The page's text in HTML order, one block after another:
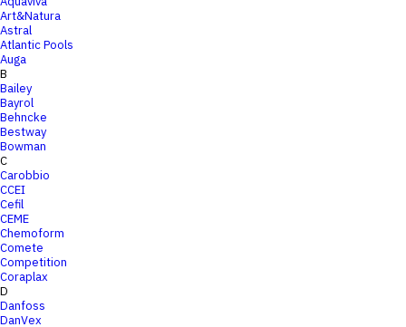
Art&Natura
Astral
Atlantic Pools
Auga
B
Bailey
Bayrol
Behncke
Bestway
Bowman
C
Carobbio
CCEI
Cefil
CEME
Chemoform
Comete
Competition
Coraplax
D
Danfoss
DanVex